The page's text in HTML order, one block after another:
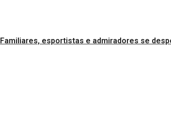
Familiares, esportistas e admiradores se